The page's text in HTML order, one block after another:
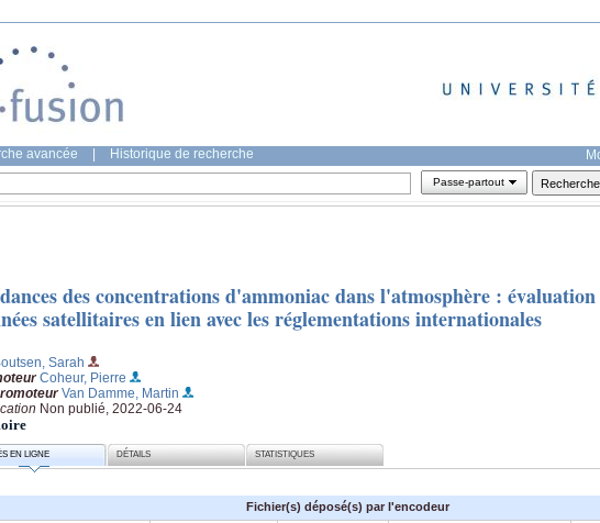
avancée Historique de recherche
Passe-partout
des concentrations d'ammoniac dans l'atmosphère :
satellitaires en lien avec les réglementations internationales
Sarah
Coheur, Pierre
Van Damme, Martin
Non publié, 2022-06-24
EN LIGNE DÉTAILS STATISTIQUES
Fichier(s) déposé(s) par l'encodeur